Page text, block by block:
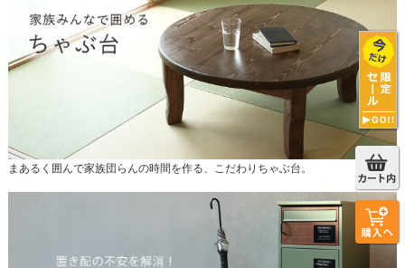
まあるく囲んで家族団らんの時間を作る、こだわりちゃぶ台。